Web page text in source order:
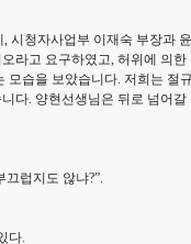
시청자사업부 이재숙 부장과
라고 요구하였고, 허위에 의
모습을 보았습니다. 저희는
다. 양현선생님은 뒤로 넘어
럽지도 않냐?”.
다.